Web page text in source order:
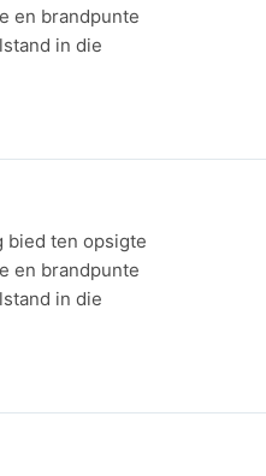
en brandpunte
in die
bied ten opsigte
en brandpunte
in die